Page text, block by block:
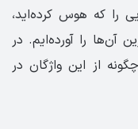
را که هوس کرده‌اید،
آن‌ها را آورده‌ایم. در
از این واژگان در